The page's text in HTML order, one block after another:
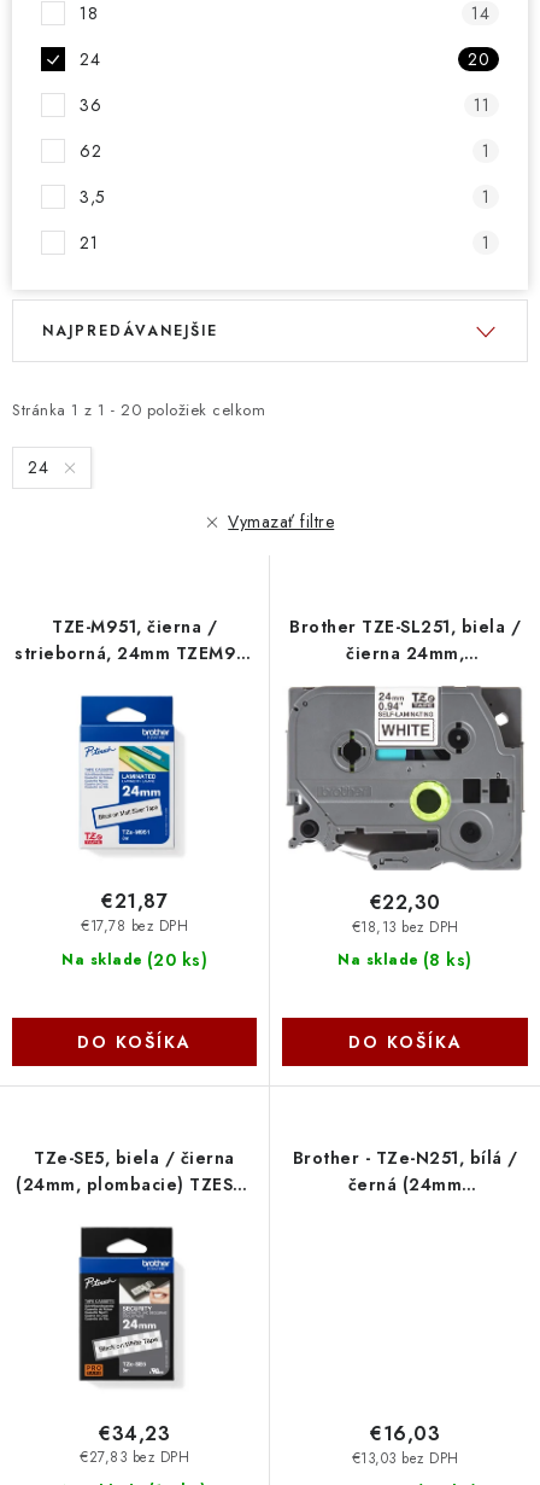
18
14
24
20
36
11
62
1
3,5
1
21
1
V
i
s
p
k
Stránka 1 z 1 - 20 položiek celkom
R
e
n
i
d
NAJPREDÁVANEJŠIE
24
Vymazať filtre
TZE-M951, čierna /
strieborná, 24mm TZEM951
Na sklade (20 ks)
€17,78 bez DPH
€21,87
DO KOŠÍKA
Brother TZE-SL251, biela /
čierna 24mm,
samolaminovací TZESL251
Na sklade (8 ks)
€18,13 bez DPH
€22,30
DO KOŠÍKA
TZe-SE5, biela / čierna
(24mm, plombacie) TZESE5
€27,83 bez DPH
€34,23
Brother - TZe-N251, bílá /
černá (24mm
€13,03 bez DPH
€16,03